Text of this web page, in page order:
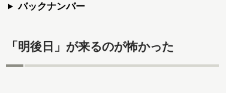
バックナンバー
「明後日」が来るのが怖かった